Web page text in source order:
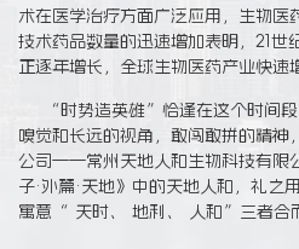
术在医学治疗方面广泛应用，生物医
技术药品数量的迅速增加表明，21世
正逐年增长，全球生物医药产业快速
“时势造英雄”恰逢在这个时间
嗅觉和长远的视角，敢闯敢拼的精神
公司——常州天地人和生物科技有限
子·外篇·天地》中的天地人和，礼之
寓意“ 天时、 地利、 人和”三者合